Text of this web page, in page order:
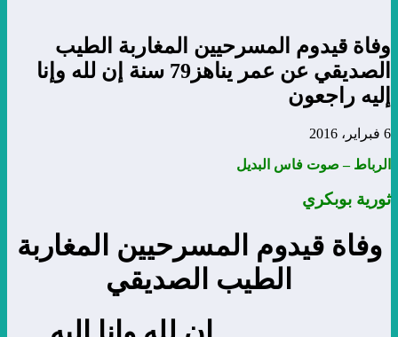
وفاة قيدوم المسرحيين المغاربة الطيب
الصديقي عن عمر يناهز79 سنة إن لله وإنا
إليه راجعون
6 فبراير، 2016
الرباط – صوت فاس البديل
ثورية بوبكري
وفاة قيدوم المسرحيين المغاربة
الطيب الصديقي